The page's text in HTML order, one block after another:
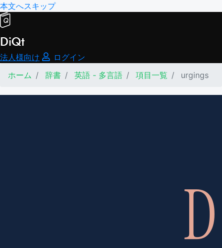
本文へスキップ
DiQt
法人様向け
ログイン
ホーム
辞書 英語 - 多言語 項目一覧 urgings